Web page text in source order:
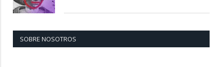
SOBRE NOSOTROS